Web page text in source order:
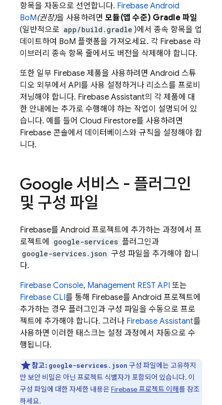
항목을 자동으로 선언합니다. Firebase Android
BoM(권장)을 사용하려면 모듈(앱 수준) Gradle 파일
(일반적으로 app/build.gradle )에서 종속 항목을 업
데이트하여 BoM 플랫폼을 가져오세요. 각 Firebase 라
이브러리 종속 항목 줄에서도 버전을 삭제해야 합니다.
또한 일부 Firebase 제품을 사용하려면 Android 스튜
디오 외부에서 API를 사용 설정하거나 리소스를 프로비
저닝해야 합니다. Firebase Assistant의 각 제품에 대
한 안내에는 추가로 수행해야 하는 작업이 설명되어 있
습니다. 예를 들어 Cloud Firestore를 사용하려면
Firebase 콘솔에서 데이터베이스와 규칙을 설정해야 합
니다.
Google 서비스 - 플러그인
및 구성 파일
Firebase를 Android 프로젝트에 추가하는 과정에서 프
로젝트에
google-services 플러그인과
google-services.json 구성 파일을 추가해야 합니
다.
Firebase Console, Management REST API 또는
Firebase CLI를 통해 Firebase를 Android 프로젝트에
추가하는 경우 플러그인과 구성 파일을 수동으로 프로
젝트에 추가해야 합니다. 그러나 Firebase Assistant를
사용하면 이러한 태스크는 설정 과정에서 자동으로 수
행됩니다.
참고: google-services.json 구성 파일에는 고유하지
만 보안 비밀은 아닌 프로젝트 식별자가 포함되어 있습니다. 이
구성 파일에 대한 자세한 내용은Firebase 프로젝트 이해를 참조
하세요.